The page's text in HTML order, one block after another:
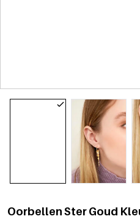
Oorbellen Ster Goud